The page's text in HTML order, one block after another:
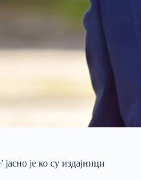
је ко су издајници